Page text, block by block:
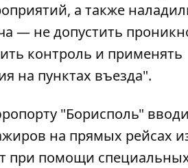
а также
— не допустить
контроль и применять
на пунктах въезда".
"Борисполь"
на прямых рейсах
при помощи